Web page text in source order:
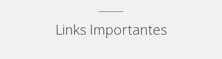
Links Importantes